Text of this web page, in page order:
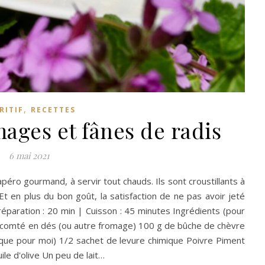
, RECETTES
et fânes de radis
6 mai 2021
gourmand, à servir tout chauds. Ils sont croustillants à
en plus du bon goût, la satisfaction de ne pas avoir jeté
: 20 min | Cuisson : 45 minutes Ingrédients (pour
en dés (ou autre fromage) 100 g de bûche de chèvre
pour moi) 1/2 sachet de levure chimique Poivre Piment
d'olive Un peu de lait…